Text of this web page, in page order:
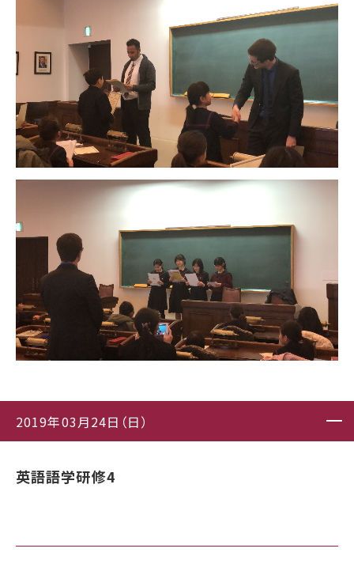
2019年03月24日（日）
英語語学研修4